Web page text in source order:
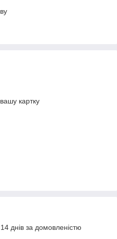
картку
днів за домовленістю